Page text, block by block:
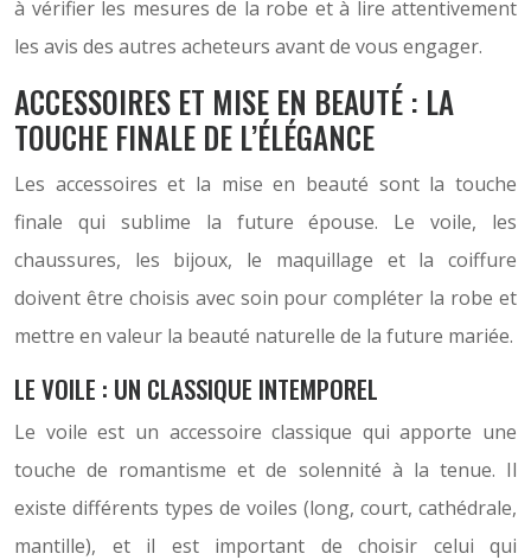
à vérifier les mesures de la robe et à lire attentivement
les avis des autres acheteurs avant de vous engager.
ACCESSOIRES ET MISE EN BEAUTÉ : LA
TOUCHE FINALE DE L’ÉLÉGANCE
Les accessoires et la mise en beauté sont la touche
finale qui sublime la future épouse. Le voile, les
chaussures, les bijoux, le maquillage et la coiffure
doivent être choisis avec soin pour compléter la robe et
mettre en valeur la beauté naturelle de la future mariée.
LE VOILE : UN CLASSIQUE INTEMPOREL
Le voile est un accessoire classique qui apporte une
touche de romantisme et de solennité à la tenue. Il
existe différents types de voiles (long, court, cathédrale,
mantille), et il est important de choisir celui qui